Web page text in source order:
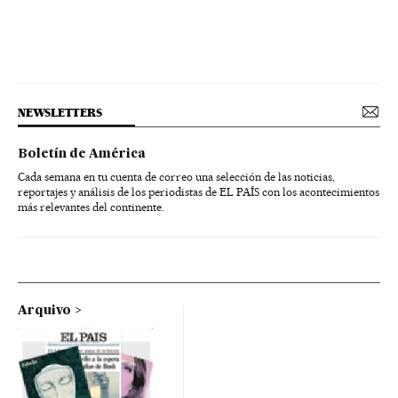
NEWSLETTERS
Boletín de América
Cada semana en tu cuenta de correo una selección de las noticias,
reportajes y análisis de los periodistas de EL PAÍS con los acontecimientos
más relevantes del continente.
Arquivo